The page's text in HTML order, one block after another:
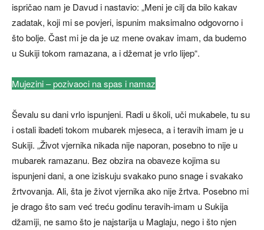
ispričao nam je Davud i nastavio: „Meni je cilj da bilo kakav
zadatak, koji mi se povjeri, ispunim maksimalno odgovorno i
što bolje. Čast mi je da je uz mene ovakav imam, da budemo
u Sukiji tokom ramazana, a i džemat je vrlo lijep“.
Mujezini – pozivaoci na spas i namaz
Ševalu su dani vrlo ispunjeni. Radi u školi, uči mukabele, tu su
i ostali ibadeti tokom mubarek mjeseca, a i teravih imam je u
Sukiji. „Život vjernika nikada nije naporan, posebno to nije u
mubarek ramazanu. Bez obzira na obaveze kojima su
ispunjeni dani, a one iziskuju svakako puno snage i svakako
žrtvovanja. Ali, šta je život vjernika ako nije žrtva. Posebno mi
je drago što sam već treću godinu teravih-imam u Sukija
džamiji, ne samo što je najstarija u Maglaju, nego i što njen